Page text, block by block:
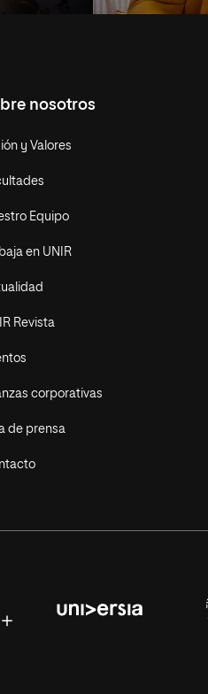
nosotros
y Valores
Equipo
en UNIR
Revista
corporativas
de prensa